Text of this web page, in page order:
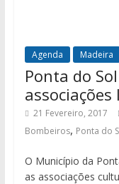
Agenda Madeira
Ponta do
associações
21 Fevereiro, 2017
Bombeiros, Ponta do
O Município da
as associações